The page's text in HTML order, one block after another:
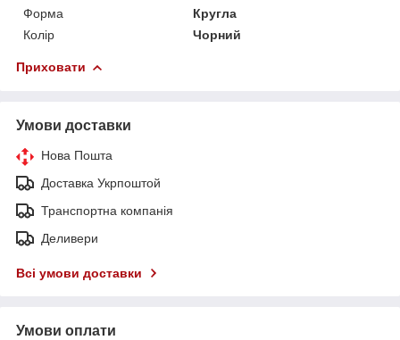
Форма
Кругла
Колір
Чорний
Приховати
Умови доставки
Нова Пошта
Доставка Укрпоштой
Транспортна компанія
Деливери
Всі умови доставки
Умови оплати